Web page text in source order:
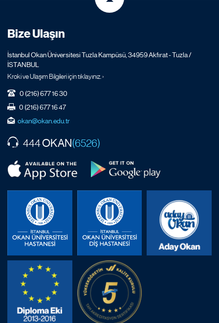
Bize Ulaşın
İstanbul Okan Üniversitesi Tuzla Kampüsü, 34959 Akfırat - Tuzla /
İSTANBUL
Kroki ve Ulaşım Bilgileri için tıklayınız. ›
0 (216) 677 16 30
0 (216) 677 16 47
okan@okan.edu.tr
444OKAN(6526)